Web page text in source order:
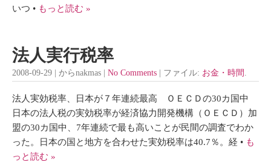
いつ • もっと読む »
法人実行税率
2008-09-29 | からnakmas | No Comments | ファイル: お金・時間 .
法人実効税率、日本が７年連続最高 ＯＥＣＤの30カ国中
日本の法人税の実効税率が経済協力開発機構（ＯＥＣＤ）加
盟の30カ国中、7年連続で最も高いことが民間の調査でわか
った。日本の国と地方を合わせた実効税率は40.7％。経 • も
っと読む »